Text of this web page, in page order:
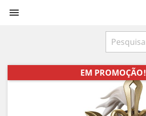

EM PROMOÇÃO!